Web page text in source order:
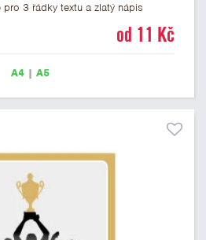
3 řádky textu a zlatý nápis
vhodný pro většinu událostí, ke
od 11 Kč
A4| A5